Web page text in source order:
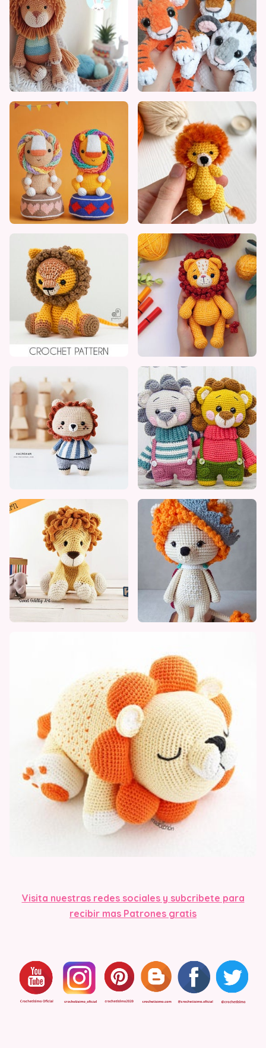
Visita nuestras redes sociales y subcribete para
recibir mas Patrones gratis